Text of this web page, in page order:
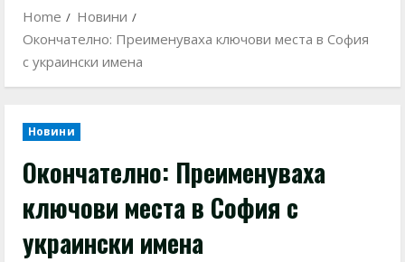
Home
Новини
Окончателно: Преименуваха ключови места в София
с украински имена
Новини
Окончателно: Преименуваха
ключови места в София с
украински имена